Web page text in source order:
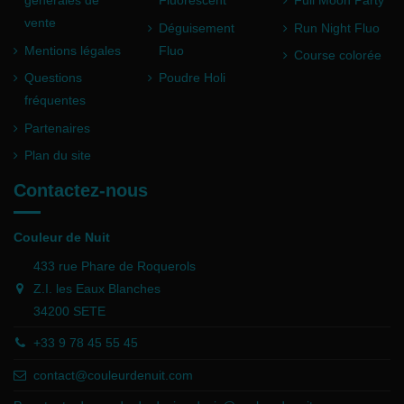
vente
Mentions légales
Questions
fréquentes
Partenaires
Plan du site
Déguisement
Fluo
Poudre Holi
Run Night Fluo
Course colorée
Contactez-nous
Couleur de Nuit
433 rue Phare de Roquerols
Z.I. les Eaux Blanches
34200 SETE
+33 9 78 45 55 45
contact@couleurdenuit.com